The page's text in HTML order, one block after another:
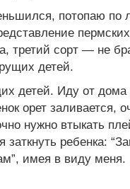
потопаю по
третий сорт — не
детей.
детей. Иду от
орет заливается,
нужно втыкать
ребенка:
имея в виду